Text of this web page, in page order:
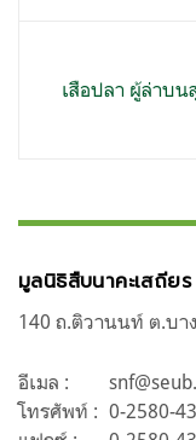
เสือปลา ผู้ล่าบ
มูลนิธิสืบนาคะเสถียร
140 ถ.ติวานนท์ ต.บา
อีเมล :
โทรศัพท์ : 0-2580-